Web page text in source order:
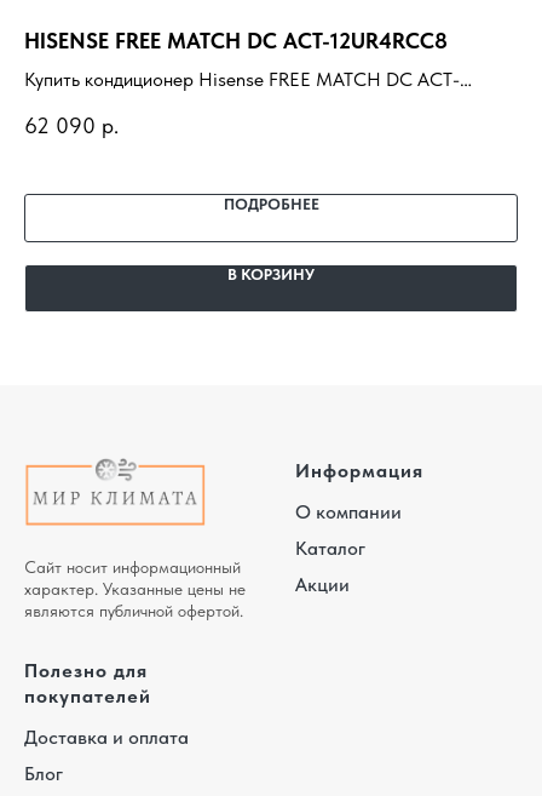
HISENSE FREE MATCH DC ACT-12UR4RCC8
Купить кондиционер Hisense FREE MATCH DC ACT-
помещение, доставка, профессиональный монтаж и
62 090 р.
ПОДРОБНЕЕ
В КОРЗИНУ
Сайт носит информационный
характер. Указанные цены не
являются публичной офертой.
Информация
О компании
Каталог
Акции
Полезно для
покупателей
Доставка и оплата
Блог